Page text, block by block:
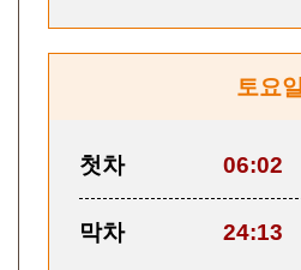
토요일
첫차 06:02
막차 24:13